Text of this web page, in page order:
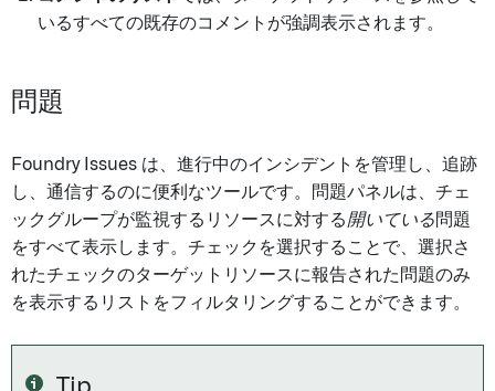
いるすべての既存のコメントが強調表示されます。
問題
Foundry Issues は、進行中のインシデントを管理し、追跡
し、通信するのに便利なツールです。問題パネルは、チェ
ックグループが監視するリソースに対する開いている問題
をすべて表示します。チェックを選択することで、選択さ
れたチェックのターゲットリソースに報告された問題のみ
を表示するリストをフィルタリングすることができます。